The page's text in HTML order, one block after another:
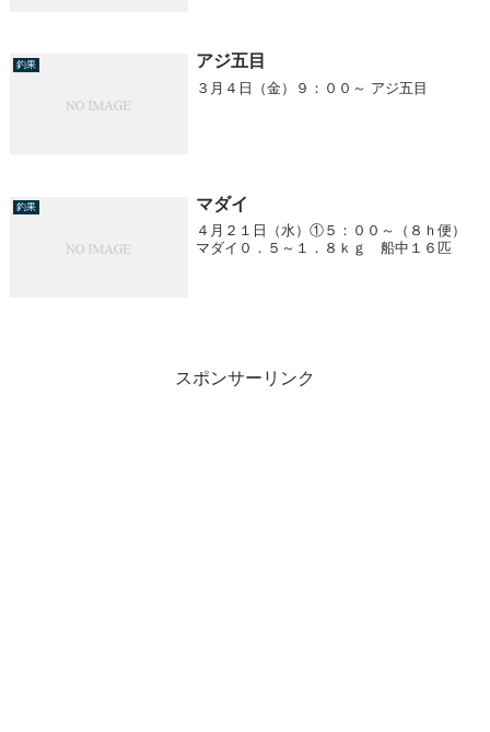
釣果 アジ五目
３月４日（金）９：００～ アジ五目
釣果 マダイ
４月２１日（水）①５：００～（８ｈ便）
マダイ０．５～１．８ｋｇ 船中１６匹
スポンサーリンク